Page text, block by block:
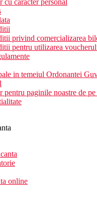
cu caracter personal
privind comercializarea
pentru utilizarea
in temeiul Ordonantei
pentru paginile noastre de
online